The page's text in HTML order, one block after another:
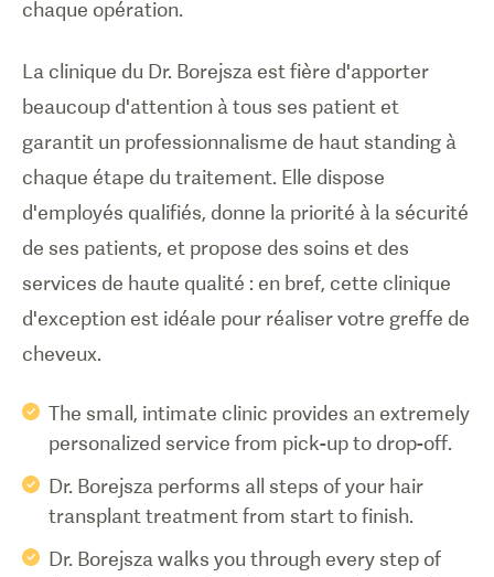
chaque opération.
La clinique du Dr. Borejsza est fière d'apporter
beaucoup d'attention à tous ses patient et
garantit un professionnalisme de haut standing à
chaque étape du traitement. Elle dispose
d'employés qualifiés, donne la priorité à la sécurité
de ses patients, et propose des soins et des
services de haute qualité : en bref, cette clinique
d'exception est idéale pour réaliser votre greffe de
cheveux.
The small, intimate clinic provides an extremely
personalized service from pick-up to drop-off.
Dr. Borejsza performs all steps of your hair
transplant treatment from start to finish.
Dr. Borejsza walks you through every step of